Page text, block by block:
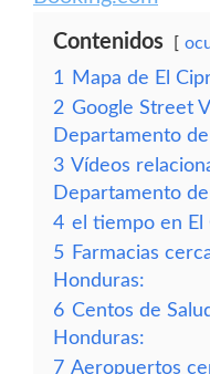
Contenidos
1
Mapa de El
2 Google Street
Departamento
3 Vídeos
Departamento
4 el tiempo en El
5 Farmacias
Honduras:
6 Centos de
Honduras:
7 Aeropuertos